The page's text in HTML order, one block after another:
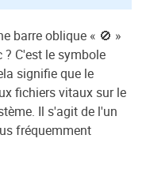
barre oblique « 🚫 »
C'est le symbole
signifie que le
fichiers vitaux sur le
Il s'agit de l'un
fréquemment